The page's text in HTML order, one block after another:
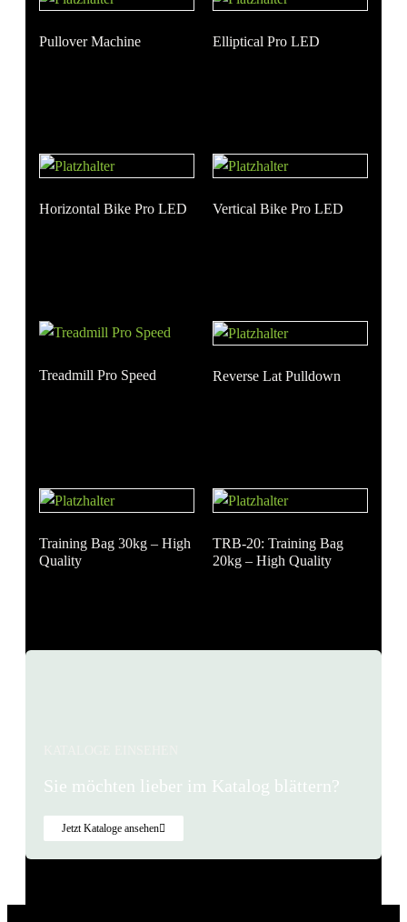
Pullover Machine Elliptical Pro LED
Horizontal Bike Pro LED Vertical Bike Pro LED
Treadmill Pro Speed Reverse Lat Pulldown
Training Bag 30kg – High
Quality
TRB-20: Training Bag
20kg – High Quality
Sie möchten lieber im Katalog blättern?
Jetzt Kataloge ansehen